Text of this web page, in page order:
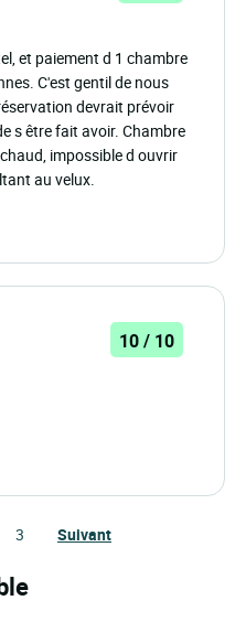
et paiement d 1 chambre
C'est gentil de nous
devrait prévoir
s être fait avoir. Chambre
impossible d ouvrir
au velux.
10 / 10
3 Suivant